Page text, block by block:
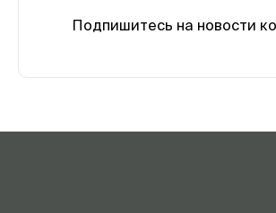
Подпишитесь на новости